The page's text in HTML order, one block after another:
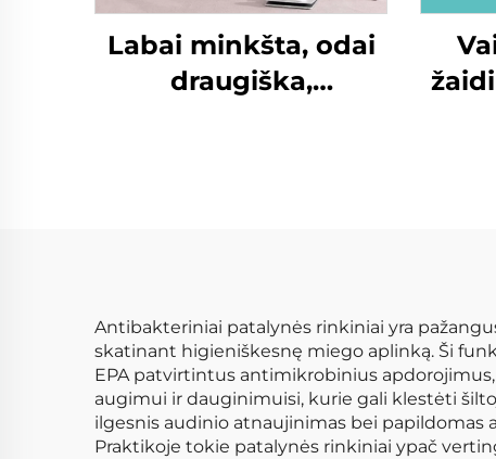
Labai minkšta, odai
draugiška,
Antibakteriniai patalynės rinkiniai yra
skatinant higieniškesnę miego aplinką. Ši
EPA patvirtintus antimikrobinius
augimui ir dauginimuisi, kurie gali klestėti
ilgesnis audinio atnaujinimas bei papildomas
Praktikoje tokie patalynės rinkiniai ypač